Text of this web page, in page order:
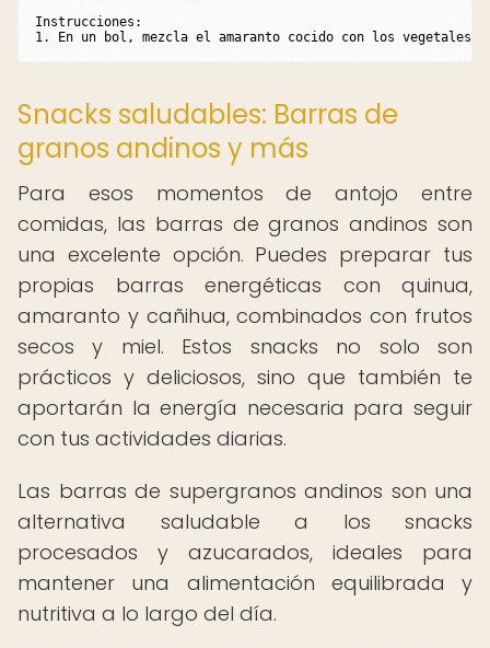
Instrucciones:
1. En un bol, mezcla el amaranto cocido con los
Snacks saludables: Barras de
granos andinos y más
Para esos momentos de antojo entre
comidas, las barras de granos andinos son
una excelente opción. Puedes preparar tus
propias barras energéticas con quinua,
amaranto y cañihua, combinados con frutos
secos y miel. Estos snacks no solo son
prácticos y deliciosos, sino que también te
aportarán la energía necesaria para seguir
con tus actividades diarias.
Las barras de supergranos andinos son una
alternativa saludable a los snacks
procesados y azucarados, ideales para
mantener una alimentación equilibrada y
nutritiva a lo largo del día.